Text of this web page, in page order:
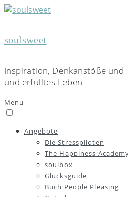
soulsweet
Inspiration, Denkanstöße und
und erfülltes Leben
Menu
Angebote
Die Stresspiloten
The Happiness
soulbox
Glücksguide
Buch People Pleasing